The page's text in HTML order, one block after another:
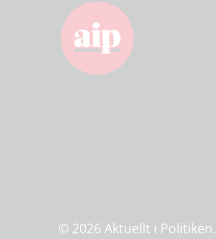
© 2026 Aktuellt i Politiken.